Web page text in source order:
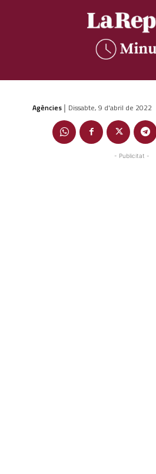
Agències | Dissabte, 9 d'abril de 2022
- Publicitat -